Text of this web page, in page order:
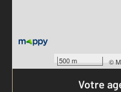
500 m ©
Votre